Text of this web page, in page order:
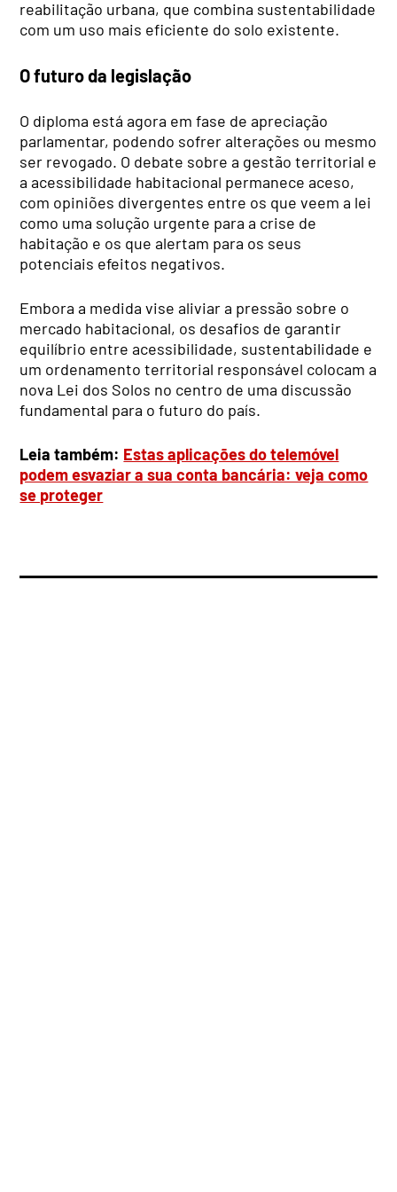
reabilitação urbana, que combina sustentabilidade
com um uso mais eficiente do solo existente.
O futuro da legislação
O diploma está agora em fase de apreciação
parlamentar, podendo sofrer alterações ou mesmo
ser revogado. O debate sobre a gestão territorial e
a acessibilidade habitacional permanece aceso,
com opiniões divergentes entre os que veem a lei
como uma solução urgente para a crise de
habitação e os que alertam para os seus
potenciais efeitos negativos.
Embora a medida vise aliviar a pressão sobre o
mercado habitacional, os desafios de garantir
equilíbrio entre acessibilidade, sustentabilidade e
um ordenamento territorial responsável colocam a
nova Lei dos Solos no centro de uma discussão
fundamental para o futuro do país.
Leia também: Estas aplicações do telemóvel
podem esvaziar a sua conta bancária: veja como
se proteger